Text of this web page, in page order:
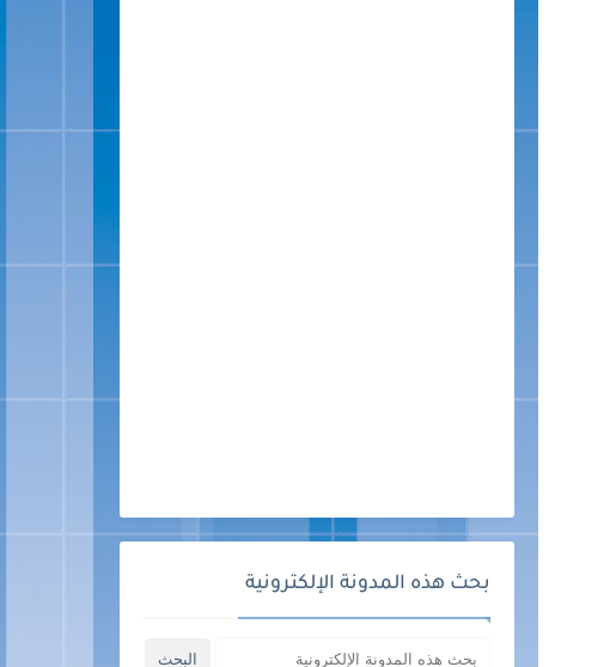
بحث هذه المدونة الإلكترونية